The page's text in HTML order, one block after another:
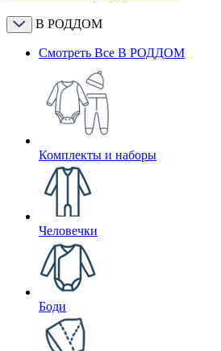
В РОДДОМ
Смотреть Все В РОДДОМ
Комплекты и наборы
Человечки
Боди